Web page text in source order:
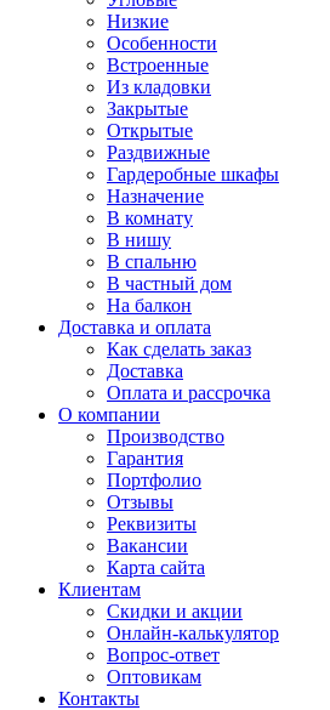
Низкие
Особенности
Встроенные
Из кладовки
Закрытые
Открытые
Раздвижные
Гардеробные шкафы
Назначение
В комнату
В нишу
В спальню
В частный дом
На балкон
Доставка и оплата
Как сделать заказ
Доставка
Оплата и рассрочка
О компании
Производство
Гарантия
Портфолио
Отзывы
Реквизиты
Вакансии
Карта сайта
Клиентам
Скидки и акции
Онлайн-калькулятор
Вопрос-ответ
Оптовикам
Контакты